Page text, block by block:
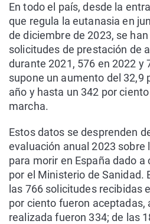
En todo el país, desde la
que regula la eutanasia en
de diciembre de 2023, se
solicitudes de prestación de
durante 2021, 576 en 2022 y
supone un aumento del 32,9
año y hasta un 342 por
marcha.
Estos datos se desprenden
evaluación anual 2023 sobre
para morir en España dado
por el Ministerio de Sanidad.
las 766 solicitudes recibidas
por ciento fueron aceptadas,
realizada fueron 334; de las